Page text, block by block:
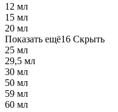
12 мл
15 мл
20 мл
Показать ещё16 Скрыть
25 мл
29,5 мл
30 мл
50 мл
59 мл
60 мл